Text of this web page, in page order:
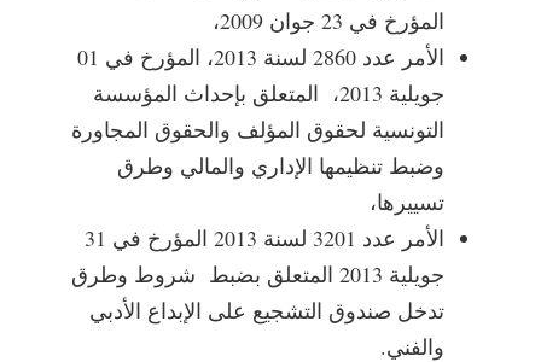
المؤرخ في 23 جوان 2009،
الأمر عدد 2860 لسنة 2013، المؤرخ في 01
جويلية 2013، المتعلق بإحداث المؤسسة
التونسية لحقوق المؤلف والحقوق المجاورة
وضبط تنظيمها الإداري والمالي وطرق
تسييرها،
الأمر عدد 3201 لسنة 2013 المؤرخ في 31
جويلية 2013 المتعلق بضبط شروط وطرق
تدخل صندوق التشجيع على الإبداع الأدبي
والفني.